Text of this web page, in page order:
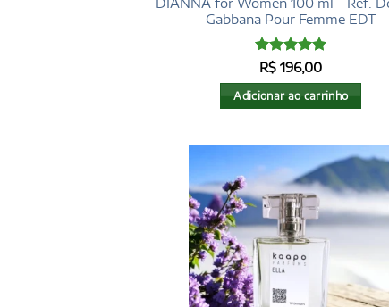
Gabbana Pour Femme EDT
Avaliação5
R$ 196,00
Adicionar ao carrinho